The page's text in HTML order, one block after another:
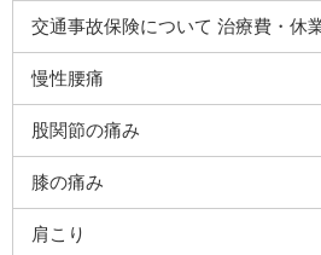
交通事故保険について 治療費・休
慢性腰痛
股関節の痛み
膝の痛み
肩こり